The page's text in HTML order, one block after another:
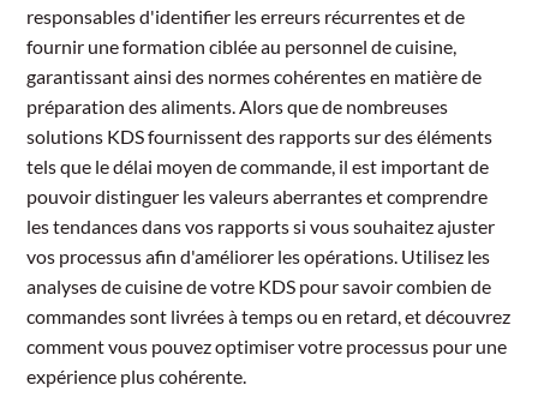
responsables d'identifier les erreurs récurrentes et de
fournir une formation ciblée au personnel de cuisine,
garantissant ainsi des normes cohérentes en matière de
préparation des aliments. Alors que de nombreuses
solutions KDS fournissent des rapports sur des éléments
tels que le délai moyen de commande, il est important de
pouvoir distinguer les valeurs aberrantes et comprendre
les tendances dans vos rapports si vous souhaitez ajuster
vos processus afin d'améliorer les opérations. Utilisez les
analyses de cuisine de votre KDS pour savoir combien de
commandes sont livrées à temps ou en retard, et découvrez
comment vous pouvez optimiser votre processus pour une
expérience plus cohérente.